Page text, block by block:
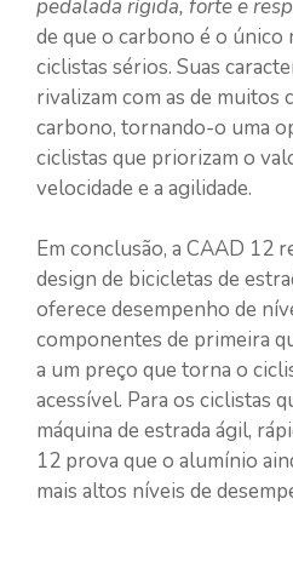
pedalada rígida, forte e
de que o carbono é o único
ciclistas sérios. Suas
rivalizam com as de muitos
carbono, tornando-o uma
ciclistas que priorizam o
velocidade e a agilidade.
Em conclusão, a CAAD 12
design de bicicletas de
oferece desempenho de
componentes de primeira
a um preço que torna o
acessível. Para os ciclistas
máquina de estrada ágil,
12 prova que o alumínio
mais altos níveis de